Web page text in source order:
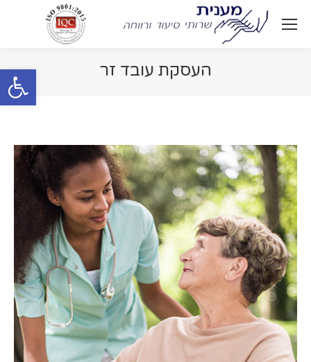
Open toolbar העסקת עובד זר